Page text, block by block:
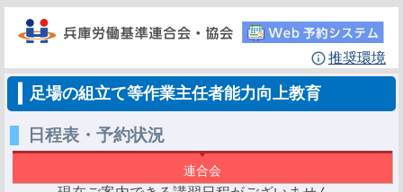
推奨環境
足場の組立て等作業主任者能力向上教育
日程表・予約状況
連合会